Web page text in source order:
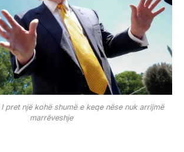
pret një kohë shumë e keqe nëse nuk arrijmë
marrëveshje